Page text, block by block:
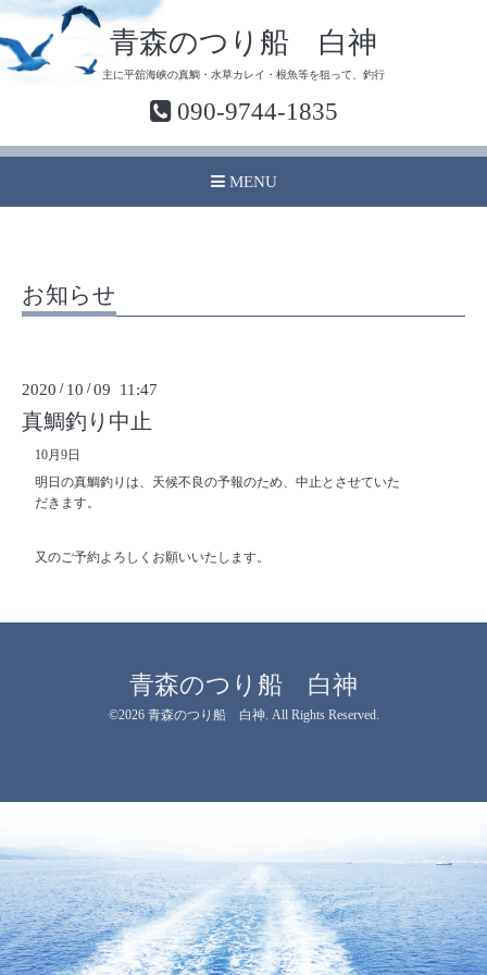
青森のつり船 白神
主に平舘海峡の真鯛・水草カレイ・根魚等を狙って、釣行
090-9744-1835
MENU
お知らせ
2020 / 10 /09 11:47
真鯛釣り中止
10月9日
明日の真鯛釣りは、天候不良の予報のため、中止とさせていた
だきます。
又のご予約よろしくお願いいたします。
青森のつり船 白神
©2026 青森のつり船 白神. All Rights Reserved.